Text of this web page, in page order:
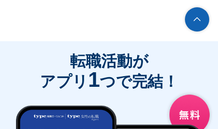
転職活動が
アプリ 1つで完結！